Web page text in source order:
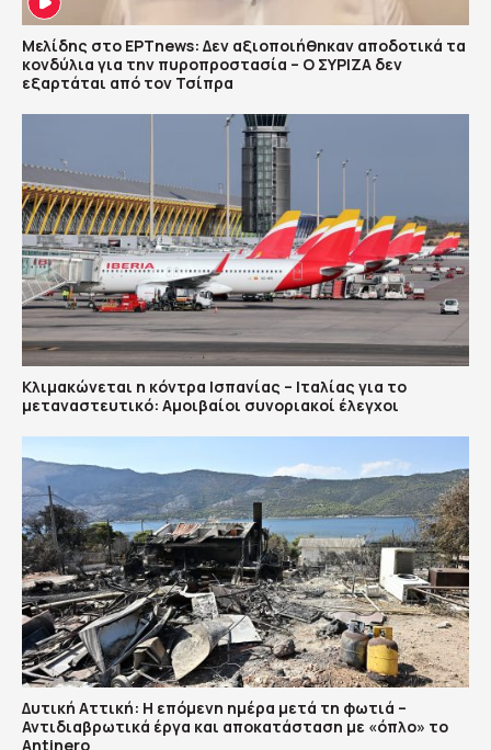
Μελίδης στο ΕΡΤnews: Δεν αξιοποιήθηκαν αποδοτικά τα
κονδύλια για την πυροπροστασία – Ο ΣΥΡΙΖΑ δεν
εξαρτάται από τον Τσίπρα
Κλιμακώνεται η κόντρα Ισπανίας – Ιταλίας για το
μεταναστευτικό: Αμοιβαίοι συνοριακοί έλεγχοι
Δυτική Αττική: Η επόμενη ημέρα μετά τη φωτιά –
Αντιδιαβρωτικά έργα και αποκατάσταση με «όπλο» το
Antinero